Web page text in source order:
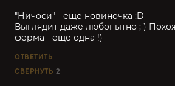
"Ничоси" - еще новиночка :D
Выглядит даже любопытно ; )
ферма - еще одна !)
ОТВЕТИТЬ
СВЕРНУТЬ 2